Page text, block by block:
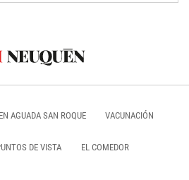
AGUADA SAN ROQUE VACUNACIÓN
DE VISTA EL COMEDOR